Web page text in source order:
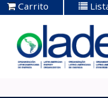
Carrito